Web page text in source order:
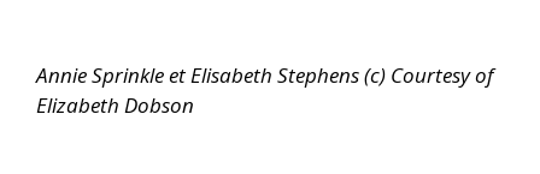
Annie Sprinkle et Elisabeth Stephens (c) Courtesy of
Elizabeth Dobson